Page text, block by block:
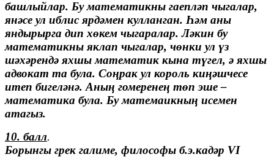
башлыйлар. Бу математикны гаепләп чыгалар,
янәсе ул иблис ярдәмен кулланган. Һәм аны
яндырырга дип хөкем чыгаралар. Ләкин бу
математикны яклап чыгалар, чөнки ул үз
шәхәрендә яхшы математик кына түгел, ә яхшы
адвокат та була. Соңрак ул король киңәшчесе
итеп бигеләнә. Аның гомеренең төп эше –
математика була. Бу матемаикның исемен
атагыз.
10. балл.
Борынгы грек галиме, философы б.э.кадәр VI